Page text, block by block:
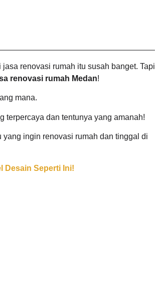
renovasi rumah itu susah banget. Tapi
renovasi rumah Medan!
mana.
terpercaya dan tentunya yang amanah!
ingin renovasi rumah dan tinggal di
Desain Seperti Ini!